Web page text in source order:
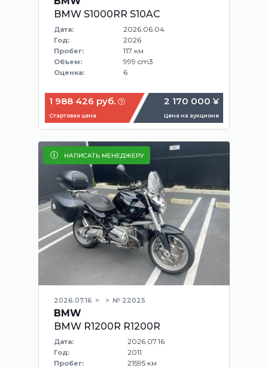
BMW S1000RR S10AC
Дата: 2026.06.04
Год: 2026
Пробег: 117 км
Объем: 999 cm3
Оценка: 6
1 988 426 руб.
Стартовая цена
2 170 000 ¥
Цена на аукционе
НАПИСАТЬ МЕНЕДЖЕРУ
2026.07.16 № 22025
BMW
BMW R1200R R1200R
Дата: 2026.07.16
Год: 2011
Пробег: 21595 км